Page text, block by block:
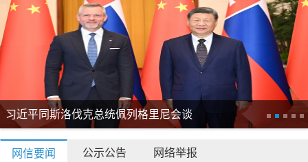
习近平同斯洛伐克总统佩列格里尼会谈
网信要闻 公示公告 网络举报